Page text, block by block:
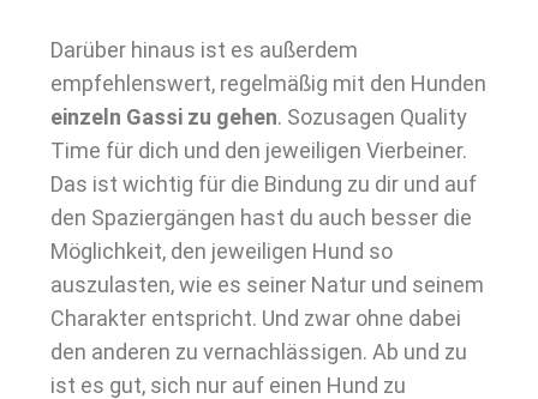
Darüber hinaus ist es außerdem
empfehlenswert, regelmäßig mit den Hunden
einzeln Gassi zu gehen. Sozusagen Quality
Time für dich und den jeweiligen Vierbeiner.
Das ist wichtig für die Bindung zu dir und auf
den Spaziergängen hast du auch besser die
Möglichkeit, den jeweiligen Hund so
auszulasten, wie es seiner Natur und seinem
Charakter entspricht. Und zwar ohne dabei
den anderen zu vernachlässigen. Ab und zu
ist es gut, sich nur auf einen Hund zu